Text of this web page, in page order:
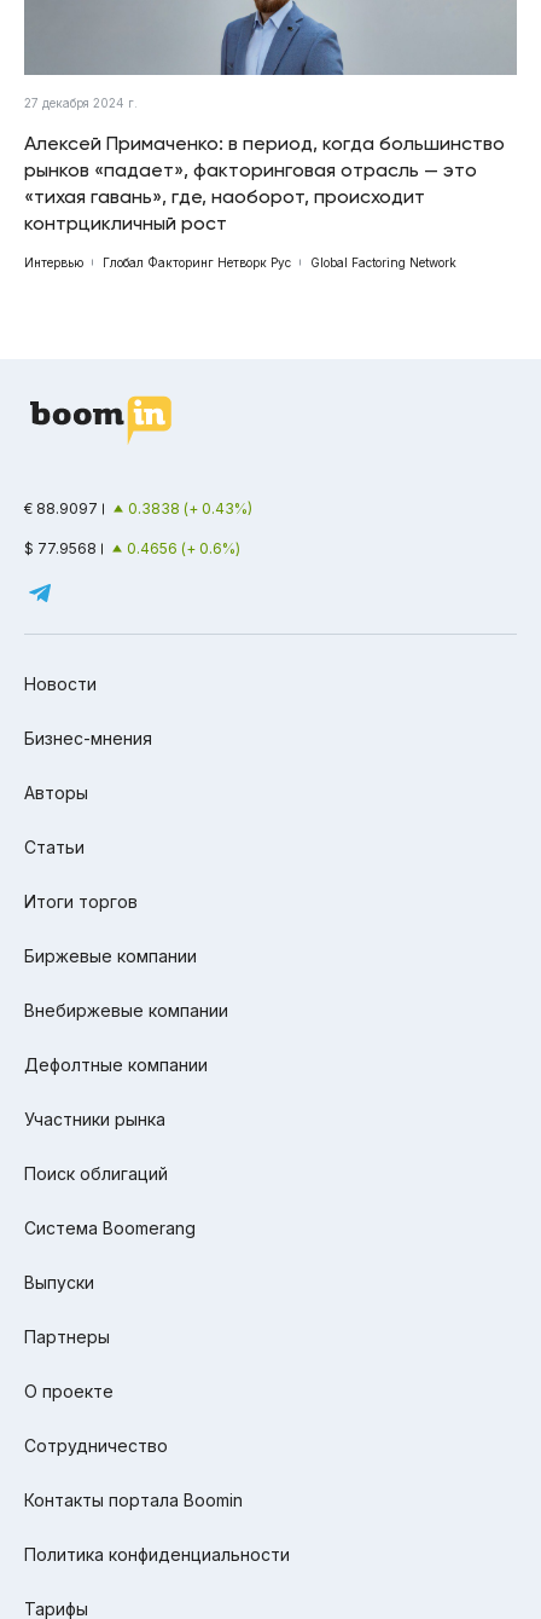
27 декабря 2024 г.
Алексей Примаченко: в период, когда большинство
рынков «падает», факторинговая отрасль — это
«тихая гавань», где, наоборот, происходит
контрцикличный рост
Интервью Глобал Факторинг Нетворк Рус Global Factoring Network
€ 88.9097 0.3838 (+ 0.43%)
$ 77.9568 0.4656 (+ 0.6%)
Новости
Бизнес-мнения
Авторы
Статьи
Итоги торгов
Биржевые компании
Внебиржевые компании
Дефолтные компании
Участники рынка
Поиск облигаций
Система Boomerang
Выпуски
Партнеры
О проекте
Сотрудничество
Контакты портала Boomin
Политика конфиденциальности
Тарифы